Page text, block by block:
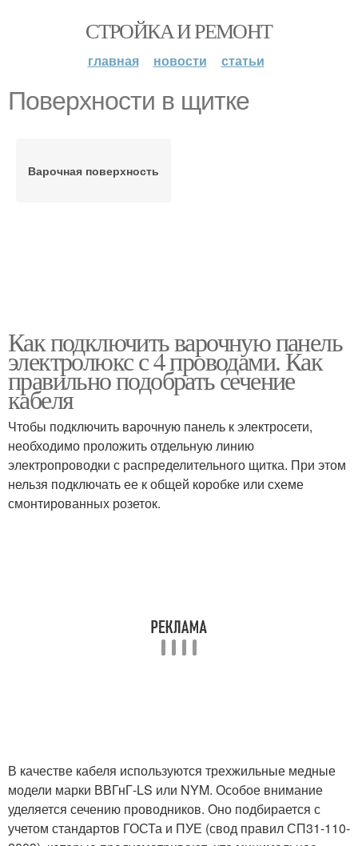
СТРОЙКА И РЕМОНТ
главная новости статьи
Поверхности в щитке
Варочная поверхность
Как подключить варочную панель
электролюкс с 4 проводами. Как
правильно подобрать сечение
кабеля
Чтобы подключить варочную панель к электросети,
необходимо проложить отдельную линию
электропроводки с распределительного щитка. При этом
нельзя подключать ее к общей коробке или схеме
смонтированных розеток.
В качестве кабеля используются трехжильные медные
модели марки ВВГнГ-LS или NYM. Особое внимание
уделяется сечению проводников. Оно подбирается с
учетом стандартов ГОСТа и ПУЕ (свод правил СП31-110-